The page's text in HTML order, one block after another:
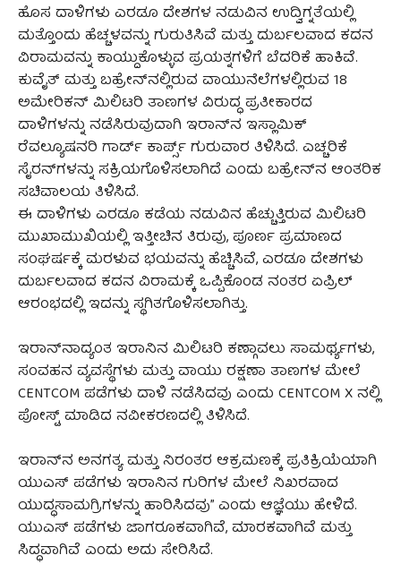
ಹೊಸ ದಾಳಿಗಳು ಎರಡೂ ದೇಶಗಳ ನಡುವಿನ ಉದ್ವಿಗ್ನತೆಯಲ್ಲಿ
ಮತ್ತೊಂದು ಹೆಚ್ಚಳವನ್ನು ಗುರುತಿಸಿವೆ ಮತ್ತು ದುರ್ಬಲವಾದ ಕದನ
ವಿರಾಮವನ್ನು ಕಾಯ್ದುಕೊಳ್ಳುವ ಪ್ರಯತ್ನಗಳಿಗೆ ಬೆದರಿಕೆ ಹಾಕಿವೆ.
ಕುವೈತ್ ಮತ್ತು ಬಹ್ರೇನ್‌ನಲ್ಲಿರುವ ವಾಯುನೆಲೆಗಳಲ್ಲಿರುವ 18
ಅಮೇರಿಕನ್ ಮಿಲಿಟರಿ ತಾಣಗಳ ವಿರುದ್ಧ ಪ್ರತೀಕಾರದ
ದಾಳಿಗಳನ್ನು ನಡೆಸಿರುವುದಾಗಿ ಇರಾನ್‌ನ ಇಸ್ಲಾಮಿಕ್
ರೆವಲ್ಯೂಷನರಿ ಗಾರ್ಡ್ ಕಾರ್ಪ್ಸ್ ಗುರುವಾರ ತಿಳಿಸಿದೆ. ಎಚ್ಚರಿಕೆ
ಸೈರನ್‌ಗಳನ್ನು ಸಕ್ರಿಯಗೊಳಿಸಲಾಗಿದೆ ಎಂದು ಬಹ್ರೇನ್‌ನ ಆಂತರಿಕ
ಸಚಿವಾಲಯ ತಿಳಿಸಿದೆ.
ಈ ದಾಳಿಗಳು ಎರಡೂ ಕಡೆಯ ನಡುವಿನ ಹೆಚ್ಚುತ್ತಿರುವ ಮಿಲಿಟರಿ
ಮುಖಾಮುಖಿಯಲ್ಲಿ ಇತ್ತೀಚಿನ ತಿರುವು, ಪೂರ್ಣ ಪ್ರಮಾಣದ
ಸಂಘರ್ಷಕ್ಕೆ ಮರಳುವ ಭಯವನ್ನು ಹೆಚ್ಚಿಸಿವೆ, ಎರಡೂ ದೇಶಗಳು
ದುರ್ಬಲವಾದ ಕದನ ವಿರಾಮಕ್ಕೆ ಒಪ್ಪಿಕೊಂಡ ನಂತರ ಏಪ್ರಿಲ್
ಆರಂಭದಲ್ಲಿ ಇದನ್ನು ಸ್ಥಗಿತಗೊಳಿಸಲಾಗಿತ್ತು.
ಇರಾನ್‌ನಾದ್ಯಂತ ಇರಾನಿನ ಮಿಲಿಟರಿ ಕಣ್ಗಾವಲು ಸಾಮರ್ಥ್ಯಗಳು,
ಸಂವಹನ ವ್ಯವಸ್ಥೆಗಳು ಮತ್ತು ವಾಯು ರಕ್ಷಣಾ ತಾಣಗಳ ಮೇಲೆ
CENTCOM ಪಡೆಗಳು ದಾಳಿ ನಡೆಸಿದವು ಎಂದು CENTCOM X ನಲ್ಲಿ
ಪೋಸ್ಟ್ ಮಾಡಿದ ನವೀಕರಣದಲ್ಲಿ ತಿಳಿಸಿದೆ.
ಇರಾನ್‌ನ ಅನಗತ್ಯ ಮತ್ತು ನಿರಂತರ ಆಕ್ರಮಣಕ್ಕೆ ಪ್ರತಿಕ್ರಿಯೆಯಾಗಿ
ಯುಎಸ್ ಪಡೆಗಳು ಇರಾನಿನ ಗುರಿಗಳ ಮೇಲೆ ನಿಖರವಾದ
ಯುದ್ಧಸಾಮಗ್ರಿಗಳನ್ನು ಹಾರಿಸಿದವು” ಎಂದು ಆಜ್ಞೆಯು ಹೇಳಿದೆ.
ಯುಎಸ್ ಪಡೆಗಳು ಜಾಗರೂಕವಾಗಿವೆ, ಮಾರಕವಾಗಿವೆ ಮತ್ತು
ಸಿದ್ಧವಾಗಿವೆ ಎಂದು ಅದು ಸೇರಿಸಿದೆ.